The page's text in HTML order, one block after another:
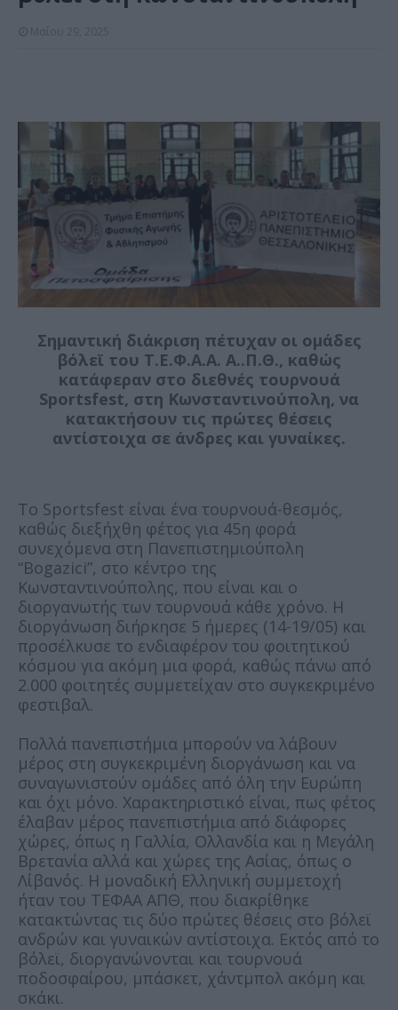
Σημαντική διάκριση πέτυχαν οι ομάδες
βόλεϊ του Τ.Ε.Φ.Α.Α. Α..Π.Θ., καθώς
κατάφεραν στο διεθνές τουρνουά
Sportsfest, στη Κωνσταντινούπολη, να
κατακτήσουν τις πρώτες θέσεις
αντίστοιχα σε άνδρες και γυναίκες.
Το Sportsfest είναι ένα τουρνουά-θεσμός,
καθώς διεξήχθη φέτος για 45η φορά
συνεχόμενα στη Πανεπιστημιούπολη
“Bogazici”, στο κέντρο της
Κωνσταντινούπολης, που είναι και ο
διοργανωτής των τουρνουά κάθε χρόνο. Η
διοργάνωση διήρκησε 5 ήμερες (14-19/05) και
προσέλκυσε το ενδιαφέρον του φοιτητικού
κόσμου για ακόμη μια φορά, καθώς πάνω από
2.000 φοιτητές συμμετείχαν στο συγκεκριμένο
φεστιβαλ.
Πολλά πανεπιστήμια μπορούν να λάβουν
μέρος στη συγκεκριμένη διοργάνωση και να
συναγωνιστούν ομάδες από όλη την Ευρώπη
και όχι μόνο. Χαρακτηριστικό είναι, πως φέτος
έλαβαν μέρος πανεπιστήμια από διάφορες
χώρες, όπως η Γαλλία, Ολλανδία και η Μεγάλη
Βρετανία αλλά και χώρες της Ασίας, όπως ο
Λίβανός. Η μοναδική Ελληνική συμμετοχή
ήταν του ΤΕΦΑΑ ΑΠΘ, που διακρίθηκε
κατακτώντας τις δύο πρώτες θέσεις στο βόλεϊ
ανδρών και γυναικών αντίστοιχα. Εκτός από το
βόλεϊ, διοργανώνονται και τουρνουά
ποδοσφαίρου, μπάσκετ, χάντμπολ ακόμη και
σκάκι.